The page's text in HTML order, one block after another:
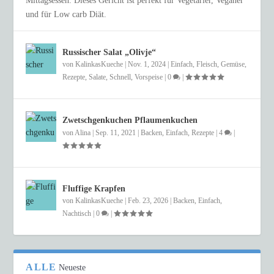
und für Low carb Diät.
Russischer Salat „Olivje“
vonKalinkasKueche |Nov. 1, 2024 |Einfach,Fleisch,Gemüse,
Rezepte,Salate,Schnell,Vorspeise |0 |
Zwetschgenkuchen Pflaumenkuchen
vonAlina |Sep. 11, 2021 |Backen,Einfach,Rezepte |4
Fluffige Krapfen
vonKalinkasKueche |Feb. 23, 2026 |Backen,Einfach,
Nachtisch |0 |
ALLE Neueste